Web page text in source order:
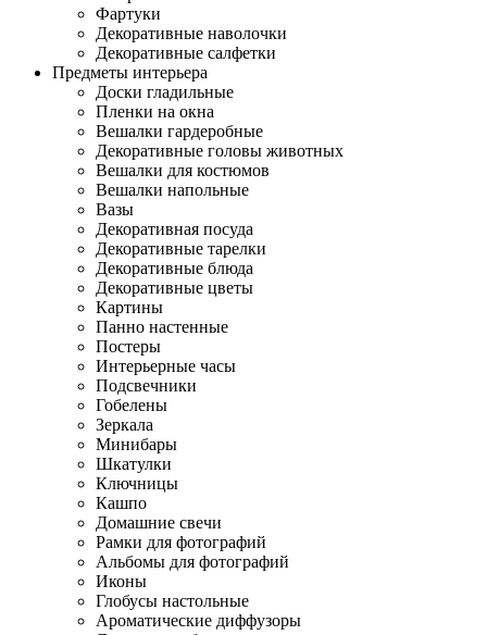
Фартуки
Декоративные наволочки
Декоративные салфетки
Предметы интерьера
Доски гладильные
Пленки на окна
Вешалки гардеробные
Декоративные головы животных
Вешалки для костюмов
Вешалки напольные
Вазы
Декоративная посуда
Декоративные тарелки
Декоративные блюда
Декоративные цветы
Картины
Панно настенные
Постеры
Интерьерные часы
Подсвечники
Гобелены
Зеркала
Минибары
Шкатулки
Ключницы
Кашпо
Домашние свечи
Рамки для фотографий
Альбомы для фотографий
Иконы
Глобусы настольные
Ароматические диффузоры